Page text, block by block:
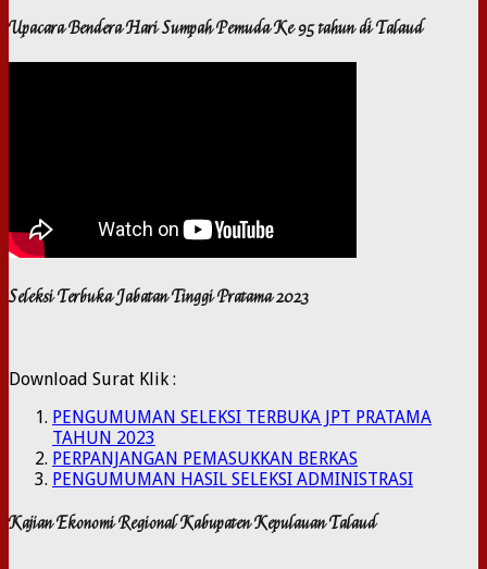
Upacara Bendera Hari Sumpah Pemuda Ke 95 tahun di Talaud
Seleksi Terbuka Jabatan Tinggi Pratama 2023
Download Surat Klik :
PENGUMUMAN SELEKSI TERBUKA JPT PRATAMA
TAHUN 2023
PERPANJANGAN PEMASUKKAN BERKAS
PENGUMUMAN HASIL SELEKSI ADMINISTRASI
Kajian Ekonomi Regional Kabupaten Kepulauan Talaud